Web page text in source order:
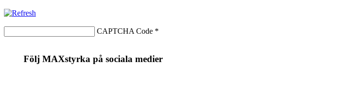
CAPTCHA Code *
Följ MAXstyrka på sociala medier